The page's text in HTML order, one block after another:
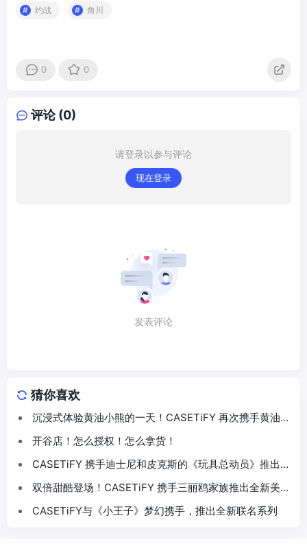
约战 角川
0 0
评论 (0)
请登录以参与评论
现在登录
发表评论
猜你喜欢
沉浸式体验黄油小熊的一天！CASETiFY 再次携手黄油小
熊推出联名系列
开谷店！怎么授权！怎么拿货！
CASETiFY 携手迪士尼和皮克斯的《玩具总动员》推出
30 周年主题联名系列
双倍甜酷登场！CASETiFY 携手三丽鸥家族推出全新美乐
蒂 & 酷洛米联名系列
CASETiFY与《小王子》梦幻携手，推出全新联名系列